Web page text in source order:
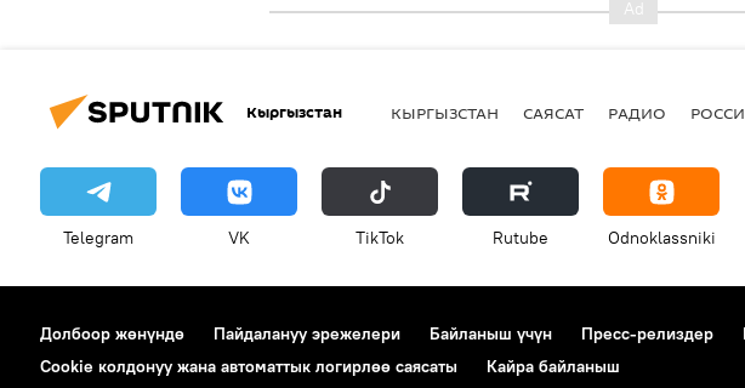
Кыргызстан КЫРГЫЗСТАН САЯСАТ РАДИО
Telegram VK ТikТоk Rutube Odnoklassniki
Долбоор жөнүндө Пайдалануу эрежелери Байланыш үчүн Пресс-релиздер
Cookie колдонуу жана автоматтык логирлөө саясаты
Кайра байланыш